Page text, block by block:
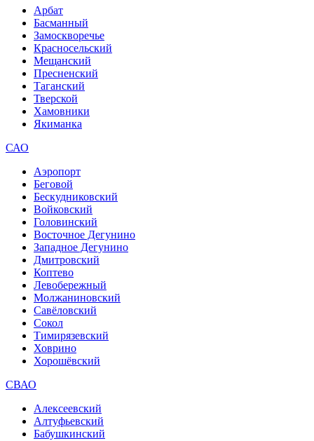
Арбат
Басманный
Замоскворечье
Красносельский
Мещанский
Пресненский
Таганский
Тверской
Хамовники
Якиманка
САО
Аэропорт
Беговой
Бескудниковский
Войковский
Головинский
Восточное Дегунино
Западное Дегунино
Дмитровский
Коптево
Левобережный
Молжаниновский
Савёловский
Сокол
Тимирязевский
Ховрино
Хорошёвский
СВАО
Алексеевский
Алтуфьевский
Бабушкинский